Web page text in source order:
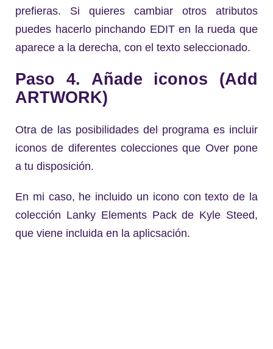
prefieras. Si quieres cambiar otros atributos
puedes hacerlo pinchando EDIT en la rueda que
aparece a la derecha, con el texto seleccionado.
Paso 4. Añade iconos (Add
ARTWORK)
Otra de las posibilidades del programa es incluir
iconos de diferentes colecciones que Over pone
a tu disposición.
En mi caso, he incluido un icono con texto de la
colección Lanky Elements Pack de Kyle Steed,
que viene incluida en la aplicsación.